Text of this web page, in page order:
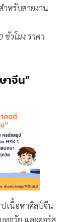
หรับสายงาน
ชั่วโมง ราคา
าจีน”
เนื้อหาศิลป์จีน
ทุกวัย และคอร์ส